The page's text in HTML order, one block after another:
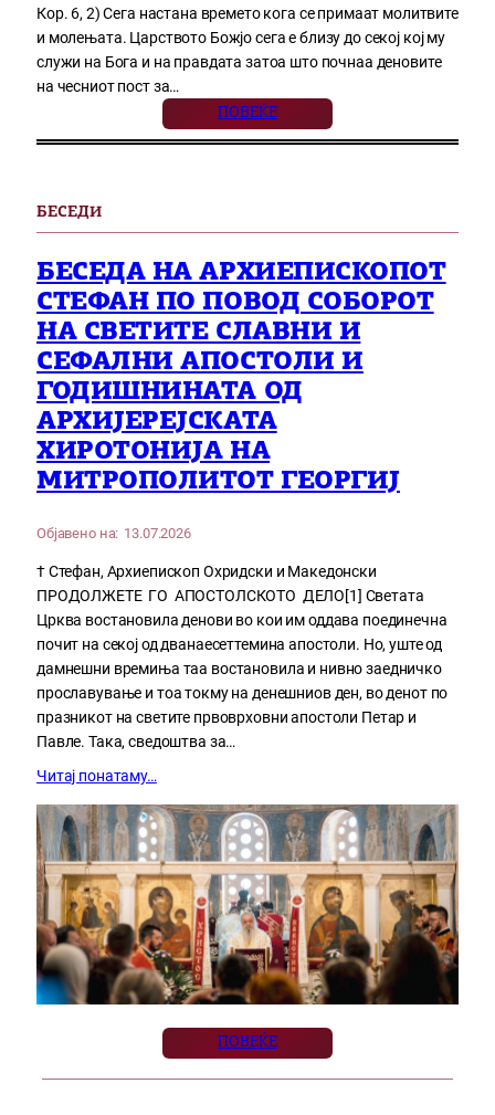
Кор. 6, 2) Сега настана времето кога се примаат молитвите
и молењата. Царството Божјо сега е близу до секој кој му
служи на Бога и на правдата затоа што почнаа деновите
на чесниот пост за…
ПОВЕЌЕ
БЕСЕДИ
БЕСЕДА НА АРХИЕПИСКОПОТ
СТЕФАН ПО ПОВОД СОБОРОТ
НА СВЕТИТЕ СЛАВНИ И
СЕФАЛНИ АПОСТОЛИ И
ГОДИШНИНАТА ОД
АРХИЈЕРЕЈСКАТА
ХИРОТОНИЈА НА
МИТРОПОЛИТОТ ГЕОРГИЈ
Објавено на: 13.07.2026
† Стефан, Архиепископ Охридски и Македонски
ПРОДОЛЖЕТЕ ГО АПОСТОЛСКОТО ДЕЛО[1] Светата
Црква востановила денови во кои им оддава поединечна
почит на секој од дванаесеттемина апостоли. Но, уште од
дамнешни времиња таа востановила и нивно заедничко
прославување и тоа токму на денешниов ден, во денот по
празникот на светите првоврховни апостоли Петар и
Павле. Така, сведоштва за…
Читај понатаму…
ПОВЕЌЕ